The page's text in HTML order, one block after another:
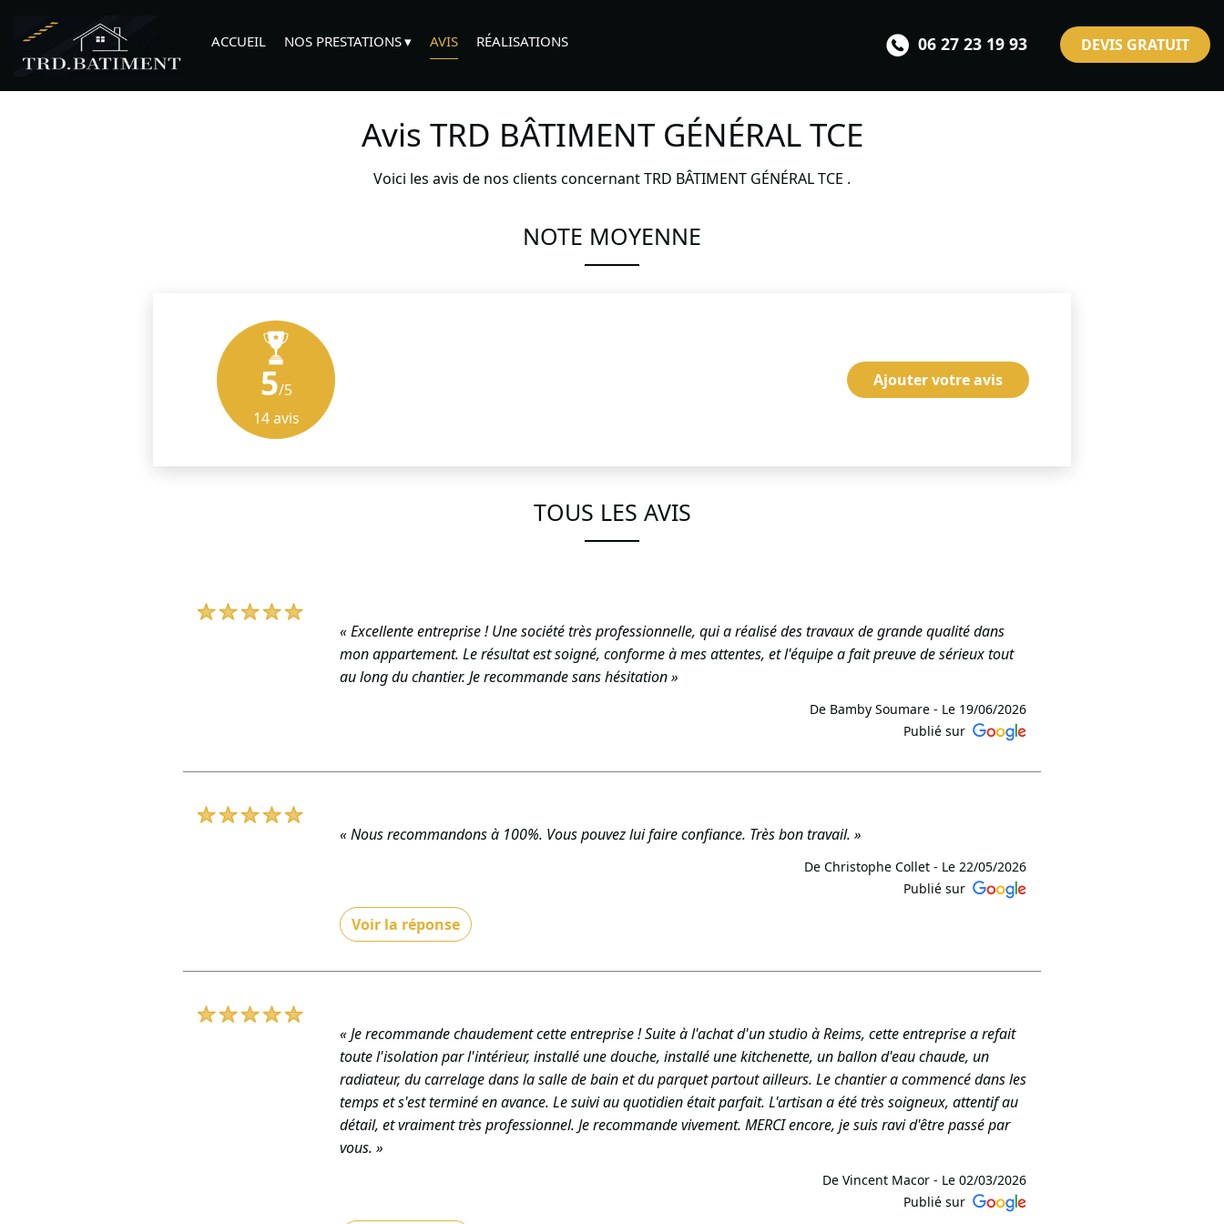
DEVIS GRATUIT
06 27 23 19 93
ACCUEIL NOS PRESTATIONS AVIS RÉALISATIONS
Avis TRD BÂTIMENT GÉNÉRAL TCE
Voici les avis de nos clients concernant TRD BÂTIMENT GÉNÉRAL TCE .
NOTE MOYENNE
5/5
14avis
Ajouter votre avis
TOUS LES AVIS
« Excellente entreprise ! Une société très professionnelle, qui a réalisé des travaux de grande qualité dans
mon appartement. Le résultat est soigné, conforme à mes attentes, et l'équipe a fait preuve de sérieux tout
au long du chantier. Je recommande sans hésitation »
De Bamby Soumare - Le 19/06/2026
Publié sur
« Nous recommandons à 100%. Vous pouvez lui faire confiance. Très bon travail. »
De Christophe Collet - Le 22/05/2026
Publié sur
Voir la réponse
vous ait pleinement satisfait. Au plaisir de vous accompagner à nouveau. L’équipe TRD BÂTIMENT GÉNÉRAL
De TRD BÂTIMENT GÉNÉRAL TCE - Le 29/05/2026
« Je recommande chaudement cette entreprise ! Suite à l'achat d'un studio à Reims, cette entreprise a refait
toute l'isolation par l'intérieur, installé une douche, installé une kitchenette, un ballon d'eau chaude, un
radiateur, du carrelage dans la salle de bain et du parquet partout ailleurs. Le chantier a commencé dans les
temps et s'est terminé en avance. Le suivi au quotidien était parfait. L'artisan a été très soigneux, attentif au
détail, et vraiment très professionnel. Je recommande vivement. MERCI encore, je suis ravi d'être passé par
vous. »
De Vincent Macor - Le 02/03/2026
Publié sur